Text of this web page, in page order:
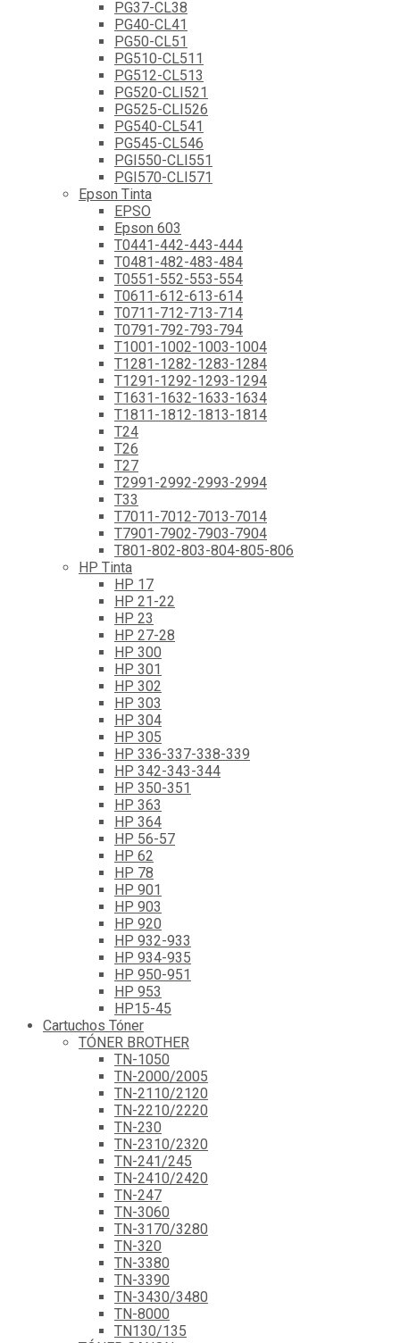
PG37-CL38
PG40-CL41
PG50-CL51
PG510-CL511
PG512-CL513
PG520-CLI521
PG525-CLI526
PG540-CL541
PG545-CL546
PGI550-CLI551
PGI570-CLI571
Epson Tinta
EPSO
Epson 603
T0441-442-443-444
T0481-482-483-484
T0551-552-553-554
T0611-612-613-614
T0711-712-713-714
T0791-792-793-794
T1001-1002-1003-1004
T1281-1282-1283-1284
T1291-1292-1293-1294
T1631-1632-1633-1634
T1811-1812-1813-1814
T24
T26
T27
T2991-2992-2993-2994
T33
T7011-7012-7013-7014
T7901-7902-7903-7904
T801-802-803-804-805-806
HP Tinta
HP 17
HP 21-22
HP 23
HP 27-28
HP 300
HP 301
HP 302
HP 303
HP 304
HP 305
HP 336-337-338-339
HP 342-343-344
HP 350-351
HP 363
HP 364
HP 56-57
HP 62
HP 78
HP 901
HP 903
HP 920
HP 932-933
HP 934-935
HP 950-951
HP 953
HP15-45
Cartuchos Tóner
TÓNER BROTHER
TN-1050
TN-2000/2005
TN-2110/2120
TN-2210/2220
TN-230
TN-2310/2320
TN-241/245
TN-2410/2420
TN-247
TN-3060
TN-3170/3280
TN-320
TN-3380
TN-3390
TN-3430/3480
TN-8000
TN130/135